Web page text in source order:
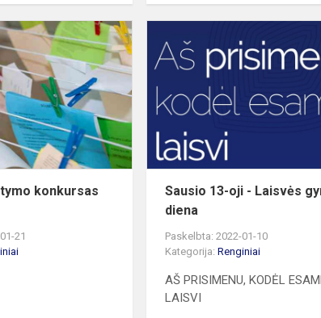
Meninio
skaitymo
konkursas
1-
4
kl.
konkursas
21
Sausio 13-oji - Laisvės
diena
Paskelbta: 2022-01-10
Kategorija:Renginiai
AŠ PRISIMENU, KODĖL
LAISVI